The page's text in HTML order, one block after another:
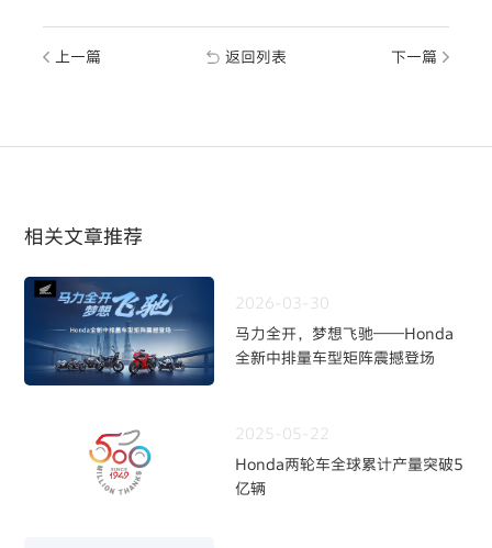
上一篇 返回列表 下一篇
相关文章推荐
2026-03-30
马力全开，梦想飞驰——Honda
全新中排量车型矩阵震撼登场
2025-05-22
Honda两轮车全球累计产量突破5
亿辆